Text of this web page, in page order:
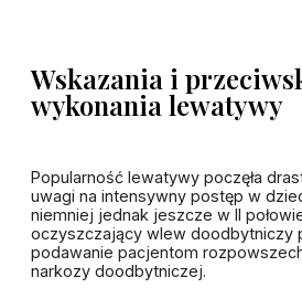
Wskazania i
wykonania lewatywy
Popularność lewatywy poczęła
uwagi na intensywny postęp w
niemniej jednak jeszcze w II
oczyszczający wlew doodbytniczy
podawanie pacjentom
narkozy doodbytniczej.